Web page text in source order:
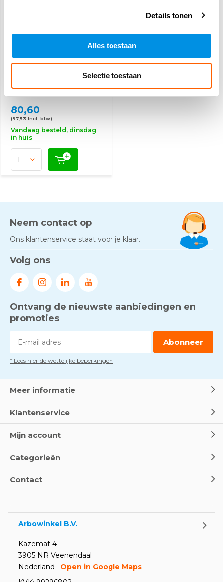
Details tonen
Alles toestaan
Selectie toestaan
Waarschuwingssticker
roterende onderdelen,
op rol
80,60
(97,53 Incl. btw)
Vandaag besteld, dinsdag
in huis
Neem contact op
Ons klantenservice staat voor je klaar.
Volg ons
Ontvang de nieuwste aanbiedingen en
promoties
Abonneer
* Lees hier de wettelijke beperkingen
Meer informatie
Klantenservice
Mijn account
Categorieën
Contact
Arbowinkel B.V.
Kazemat 4
3905 NR Veenendaal
Nederland
Open in Google Maps